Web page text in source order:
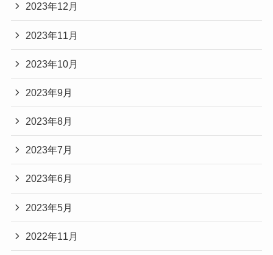
2023年12月
2023年11月
2023年10月
2023年9月
2023年8月
2023年7月
2023年6月
2023年5月
2022年11月